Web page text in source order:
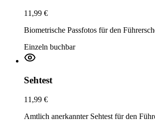
11,99 €
Biometrische Passfotos für den
Einzeln buchbar
Sehtest
11,99 €
Amtlich anerkannter Sehtest für den